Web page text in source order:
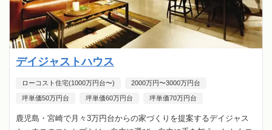
デイジャストハウス
ローコスト住宅(1000万円台〜) 2000万円〜3000万円台
坪単価50万円台 坪単価60万円台 坪単価70万円台
鹿児島・宮崎で月々3万円台からの家づくりを提案するデイジャス